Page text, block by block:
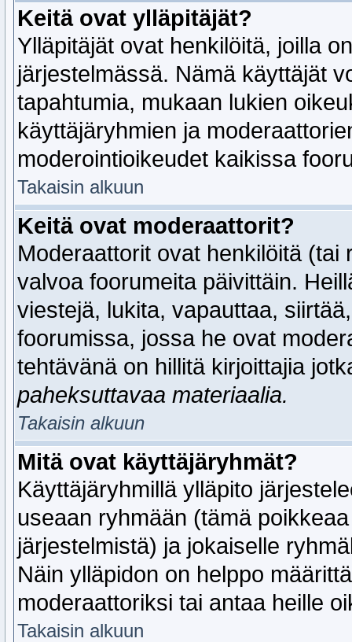
Keitä ovat ylläpitäjät?
Ylläpitäjät ovat henkilöitä, joilla
järjestelmässä. Nämä käyttäjät
tapahtumia, mukaan lukien
käyttäjäryhmien ja
moderointioikeudet kaikissa
Takaisin alkuun
Keitä ovat moderaattorit?
Moderaattorit ovat henkilöitä
valvoa foorumeita päivittäin.
viestejä, lukita, vapauttaa,
foorumissa, jossa he ovat
tehtävänä on hillitä kirjoittajia
paheksuttavaa materiaalia.
Takaisin alkuun
Mitä ovat käyttäjäryhmät?
Käyttäjäryhmillä ylläpito
useaan ryhmään (tämä
järjestelmistä) ja jokaiselle
Näin ylläpidon on helppo
moderaattoriksi tai antaa heille
Takaisin alkuun